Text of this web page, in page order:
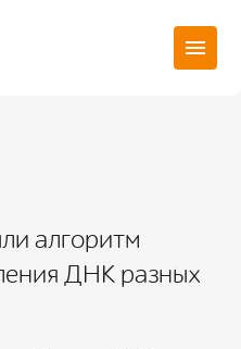
алгоритм
ДНК разных